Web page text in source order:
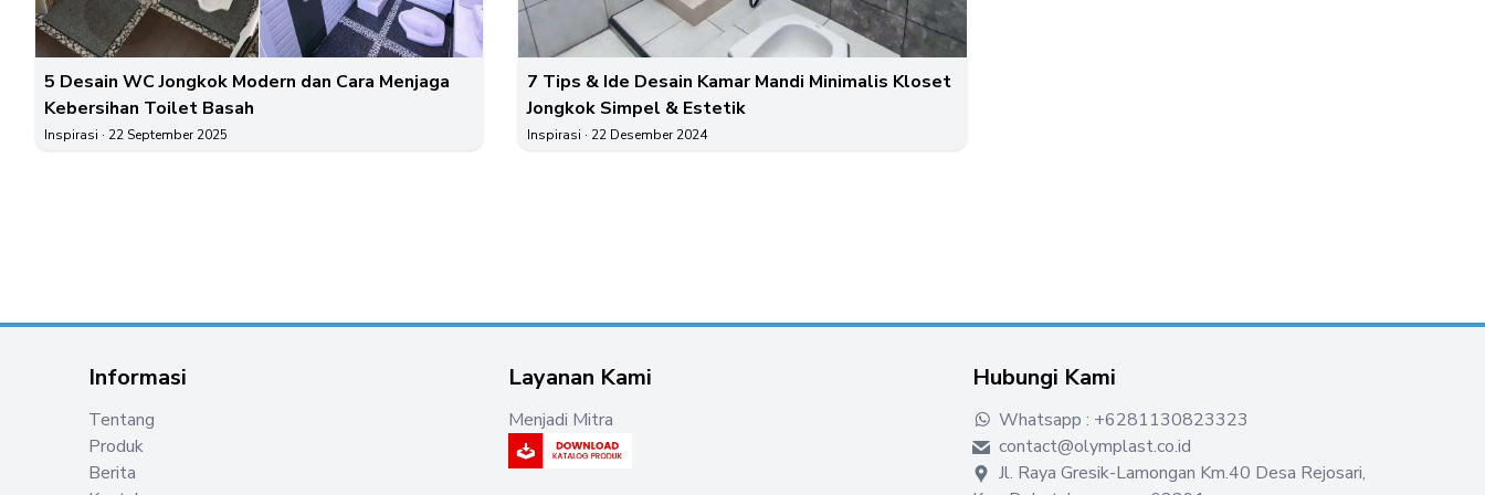
5 Desain WC Jongkok Modern dan Cara Menjaga
Kebersihan Toilet Basah
Inspirasi · 22 September 2025
7 Tips & Ide Desain Kamar Mandi Minimalis Kloset
Jongkok Simpel & Estetik
Inspirasi · 22 Desember 2024
Informasi
Tentang
Produk
Berita
Layanan Kami
Menjadi Mitra
Hubungi Kami
Whatsapp : +6281130823323
contact@olymplast.co.id
Jl. Raya Gresik-Lamongan Km.40 Desa Rejosari,